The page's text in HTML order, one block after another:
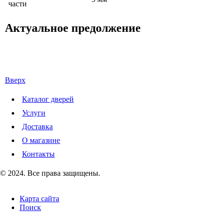
части
Актуальное предолжение
Вверх
Каталог дверей
Услуги
Доставка
О магазине
Контакты
© 2024. Все права защищены.
Карта сайта
Поиск